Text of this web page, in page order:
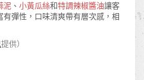
泥 、 小黃瓜絲和特調辣椒醬油讓客
有彈性，口味清爽帶有層次感，相
提供）